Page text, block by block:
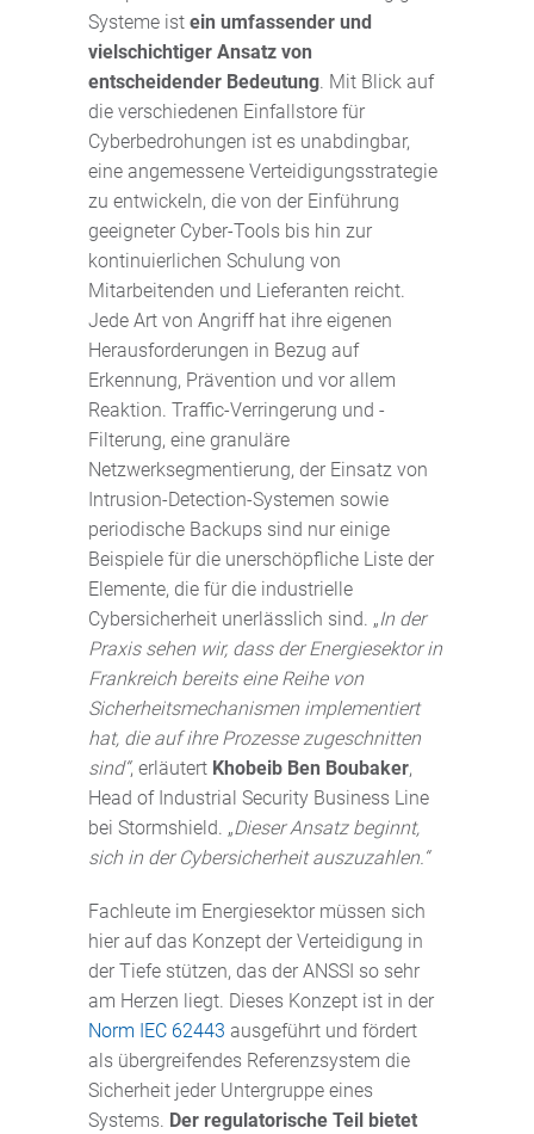
Systeme ist ein umfassender und
vielschichtiger Ansatz von
entscheidender Bedeutung. Mit Blick auf
die verschiedenen Einfallstore für
Cyberbedrohungen ist es unabdingbar,
eine angemessene Verteidigungsstrategie
zu entwickeln, die von der Einführung
geeigneter Cyber-Tools bis hin zur
kontinuierlichen Schulung von
Mitarbeitenden und Lieferanten reicht.
Jede Art von Angriff hat ihre eigenen
Herausforderungen in Bezug auf
Erkennung, Prävention und vor allem
Reaktion. Traffic-Verringerung und -
Filterung, eine granuläre
Netzwerksegmentierung, der Einsatz von
Intrusion-Detection-Systemen sowie
periodische Backups sind nur einige
Beispiele für die unerschöpfliche Liste der
Elemente, die für die industrielle
Cybersicherheit unerlässlich sind. „In der
Praxis sehen wir, dass der Energiesektor in
Frankreich bereits eine Reihe von
Sicherheitsmechanismen implementiert
hat, die auf ihre Prozesse zugeschnitten
sind“, erläutert Khobeib Ben Boubaker,
Head of Industrial Security Business Line
bei Stormshield. „Dieser Ansatz beginnt,
sich in der Cybersicherheit auszuzahlen.“
Fachleute im Energiesektor müssen sich
hier auf das Konzept der Verteidigung in
der Tiefe stützen, das der ANSSI so sehr
am Herzen liegt. Dieses Konzept ist in der
Norm IEC 62443 ausgeführt und fördert
als übergreifendes Referenzsystem die
Sicherheit jeder Untergruppe eines
Systems. Der regulatorische Teil bietet